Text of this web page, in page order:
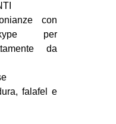
con
per
da
falafel e